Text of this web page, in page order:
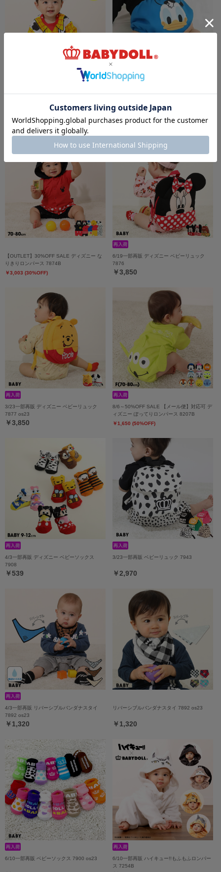
ー トイ・ストーリー なりきるぽってりロン
￥3,300
ィズニー キャラクターベビーブルマ 7909
￥1,320 (50%OFF)
【OUTLET】30%OFF SALE ディズニー な
りきりロンパース 7874B
￥3,003 (30%OFF)
6/19一部再販 ディズニー ベビーリュック
7876
￥3,850
3/23一部再販 ディズニー ベビーリュック
7877 os23
￥3,850
8/6～50%OFF SALE 【メール便】対応可 デ
ィズニー ぽってりロンパース 8207B
￥1,650 (50%OFF)
4/3一部再販 ディズニー ベビーソックス
7908
￥539
3/23一部再販 ベビーリュック 7943
￥2,970
4/3一部再販 リバーシブルバンダナスタイ
7892 os23
￥1,320
リバーシブルバンダナスタイ 7892 os23
￥1,320
6/10一部再販 ベビーソックス 7900 os23
6/10一部再販 ハイキュー!!もふもふロンパー
ス 7254B